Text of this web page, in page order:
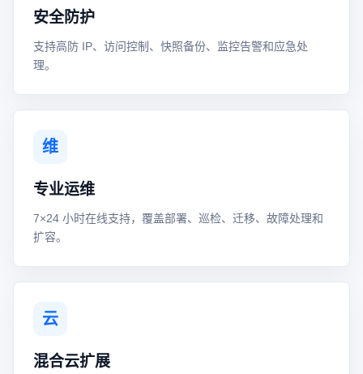
安全防护
支持高防 IP、访问控制、快照备份、监控告警和应急处
理。
维
专业运维
7×24 小时在线支持，覆盖部署、巡检、迁移、故障处理和
扩容。
云
混合云扩展